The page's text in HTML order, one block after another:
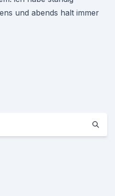
und abends halt immer